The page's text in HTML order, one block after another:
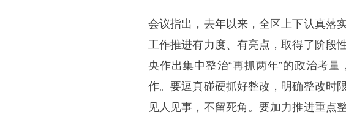
会议指出，去年以来，全区上下认真落
工作推进有力度、有亮点，取得了阶段
央作出集中整治“再抓两年”的政治考
作。要逗真碰硬抓好整改，明确整改时
见人见事，不留死角。要加力推进重点